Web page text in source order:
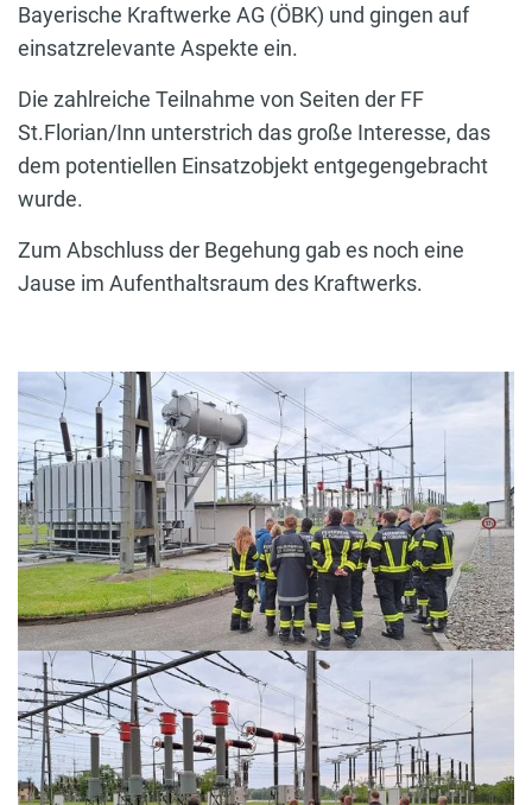
Bayerische Kraftwerke AG (ÖBK) und gingen auf
einsatzrelevante Aspekte ein.
Die zahlreiche Teilnahme von Seiten der FF
St.Florian/Inn unterstrich das große Interesse, das
dem potentiellen Einsatzobjekt entgegengebracht
wurde.
Zum Abschluss der Begehung gab es noch eine
Jause im Aufenthaltsraum des Kraftwerks.